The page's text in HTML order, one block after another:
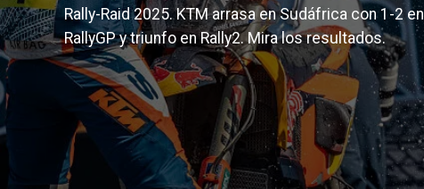
Rally-Raid 2025. KTM arrasa en Sudáfrica con 1-2 en
RallyGP y triunfo en Rally2. Mira los resultados.